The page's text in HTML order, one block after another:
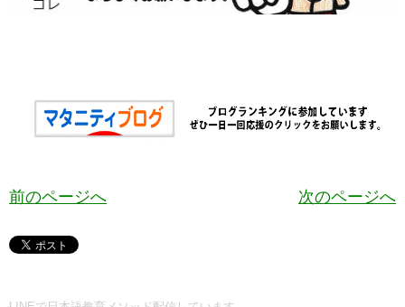
前のページへ 次のページへ